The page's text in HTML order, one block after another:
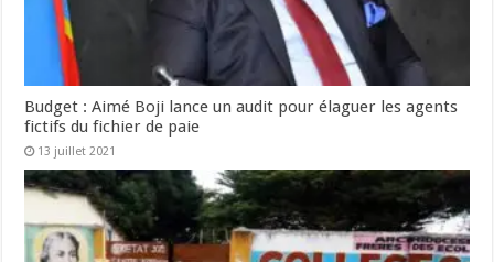
Budget : Aimé Boji lance un audit pour élaguer les agents
fictifs du fichier de paie
13 juillet 2021